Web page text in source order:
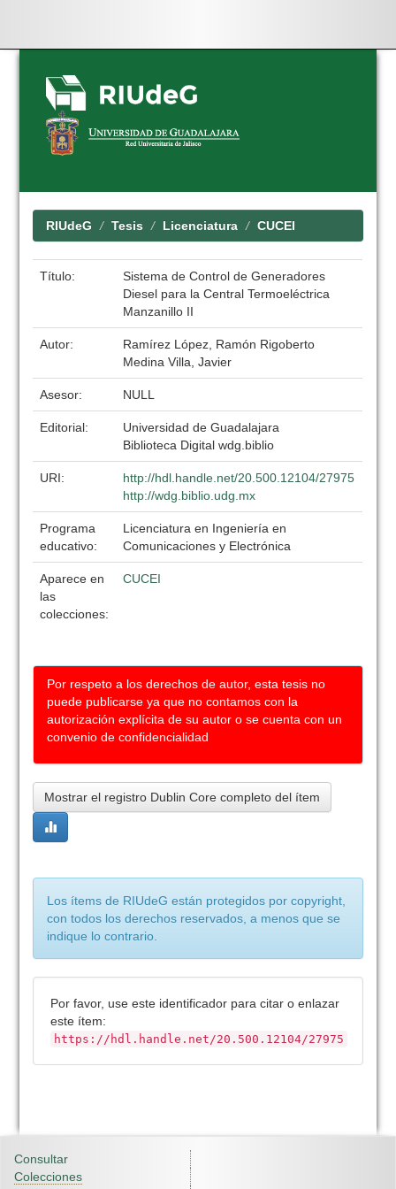
Skip
navigation
RIUdeG Tesis Licenciatura CUCEI
Título:
Sistema de Control de Generadores
Diesel para la Central Termoeléctrica
Manzanillo II
Autor:
Ramírez López, Ramón Rigoberto
Medina Villa, Javier
Asesor: NULL
Editorial:
Universidad de Guadalajara
Biblioteca Digital wdg.biblio
URI:
http://hdl.handle.net/20.500.12104/27975
http://wdg.biblio.udg.mx
Programa
educativo:
Licenciatura en Ingeniería en
Comunicaciones y Electrónica
Aparece en
las
colecciones:
CUCEI
Por respeto a los derechos de autor, esta tesis no
puede publicarse ya que no contamos con la
autorización explícita de su autor o se cuenta con un
convenio de confidencialidad
Mostrar el registro Dublin Core completo del ítem
Los ítems de RIUdeG están protegidos por copyright,
con todos los derechos reservados, a menos que se
indique lo contrario.
Por favor, use este identificador para citar o enlazar
este ítem:
https://hdl.handle.net/20.500.12104/27975
Consultar
Colecciones